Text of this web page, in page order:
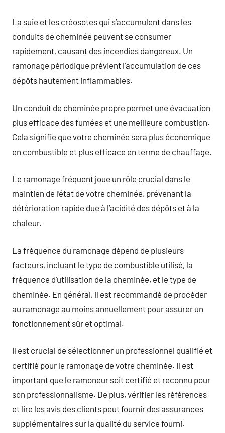
La suie et les créosotes qui s’accumulent dans les
conduits de cheminée peuvent se consumer
rapidement, causant des incendies dangereux. Un
ramonage périodique prévient l’accumulation de ces
dépôts hautement inflammables.
Un conduit de cheminée propre permet une évacuation
plus efficace des fumées et une meilleure combustion.
Cela signifie que votre cheminée sera plus économique
en combustible et plus efficace en terme de chauffage.
Le ramonage fréquent joue un rôle crucial dans le
maintien de l’état de votre cheminée, prévenant la
détérioration rapide due à l’acidité des dépôts et à la
chaleur.
La fréquence du ramonage dépend de plusieurs
facteurs, incluant le type de combustible utilisé, la
fréquence d’utilisation de la cheminée, et le type de
cheminée. En général, il est recommandé de procéder
au ramonage au moins annuellement pour assurer un
fonctionnement sûr et optimal.
Il est crucial de sélectionner un professionnel qualifié et
certifié pour le ramonage de votre cheminée. Il est
important que le ramoneur soit certifié et reconnu pour
son professionnalisme. De plus, vérifier les références
et lire les avis des clients peut fournir des assurances
supplémentaires sur la qualité du service fourni.